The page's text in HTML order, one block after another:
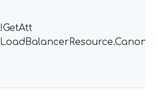
!GetAtt